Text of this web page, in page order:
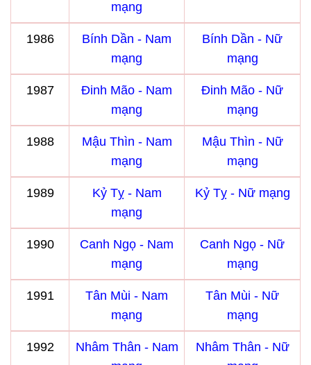
mạng
1986
Bính Dần - Nam
mạng
Bính Dần - Nữ
mạng
1987
Đinh Mão - Nam
mạng
Đinh Mão - Nữ
mạng
1988
Mậu Thìn - Nam
mạng
Mậu Thìn - Nữ
mạng
1989
Kỷ Tỵ - Nam
mạng
Kỷ Tỵ - Nữ mạng
1990
Canh Ngọ - Nam
mạng
Canh Ngọ - Nữ
mạng
1991
Tân Mùi - Nam
mạng
Tân Mùi - Nữ
mạng
1992
Nhâm Thân - Nam
Nhâm Thân - Nữ